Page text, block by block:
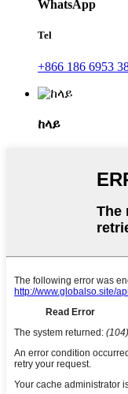
WhatsApp
Tel
+866 186 6953
ከላይ